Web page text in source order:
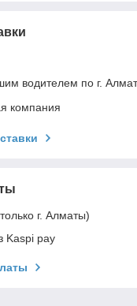
водителем по г.
компания
г. Алматы)
Kaspi pay